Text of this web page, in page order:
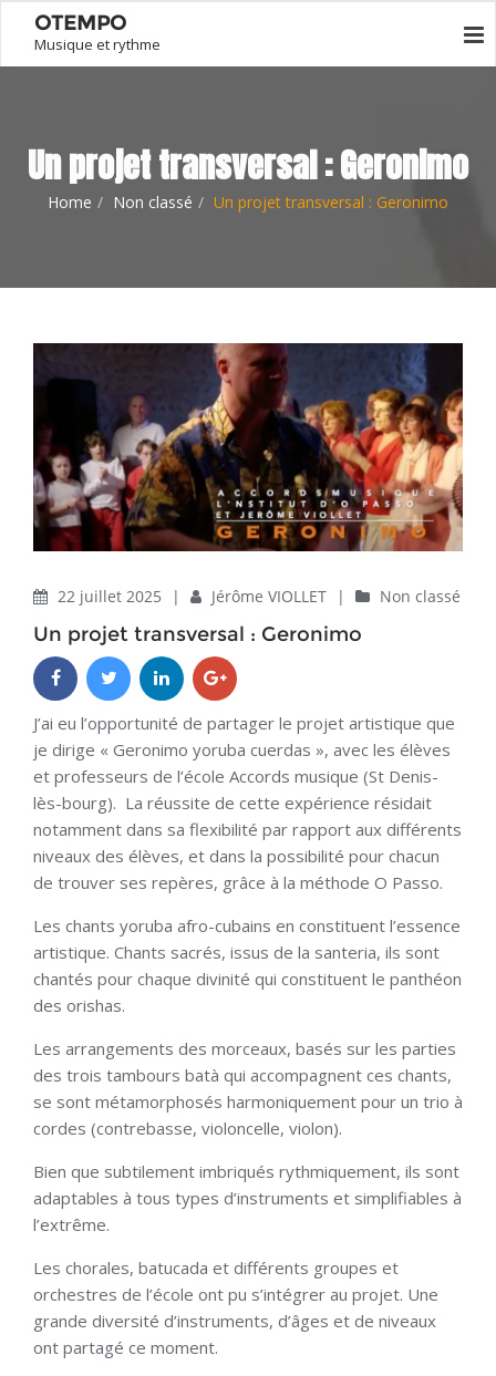
OTEMPO
Musique et rythme
Un projet transversal : Geronimo
Home Non classé Un projet transversal : Geronimo
22 juillet 2025 | Jérôme VIOLLET | Non classé
Un projet transversal : Geronimo
J’ai eu l’opportunité de partager le projet artistique que
je dirige « Geronimo yoruba cuerdas », avec les élèves
et professeurs de l’école Accords musique (St Denis-
lès-bourg). La réussite de cette expérience résidait
notamment dans sa flexibilité par rapport aux différents
niveaux des élèves, et dans la possibilité pour chacun
de trouver ses repères, grâce à la méthode O Passo.
Les chants yoruba afro-cubains en constituent l’essence
artistique. Chants sacrés, issus de la santeria, ils sont
chantés pour chaque divinité qui constituent le panthéon
des orishas.
Les arrangements des morceaux, basés sur les parties
des trois tambours batà qui accompagnent ces chants,
se sont métamorphosés harmoniquement pour un trio à
cordes (contrebasse, violoncelle, violon).
Bien que subtilement imbriqués rythmiquement, ils sont
adaptables à tous types d’instruments et simplifiables à
l’extrême.
Les chorales, batucada et différents groupes et
orchestres de l’école ont pu s’intégrer au projet. Une
grande diversité d’instruments, d’âges et de niveaux
ont partagé ce moment.